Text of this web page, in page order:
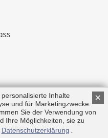
by Irland.com
×
Inhalte
und für Marketingzwecke.
Sie der Verwendung von
Ihre Möglichkeiten, sie zu
Datenschutzerklärung